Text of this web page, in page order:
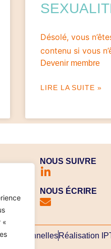
«
Désolé, vous
contenu si vous
Devenir membre
LIRE LA SUITE »
NOUS SUIVRE
NOUS ÉCRIRE
personnelles Réalisation